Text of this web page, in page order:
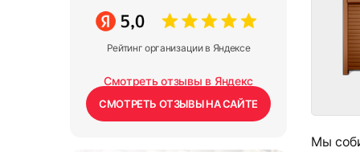
Рейтинг организации в Яндексе
Смотреть отзывы в Яндекс
СМОТРЕТЬ ОТЗЫВЫ НА САЙТЕ
Мы